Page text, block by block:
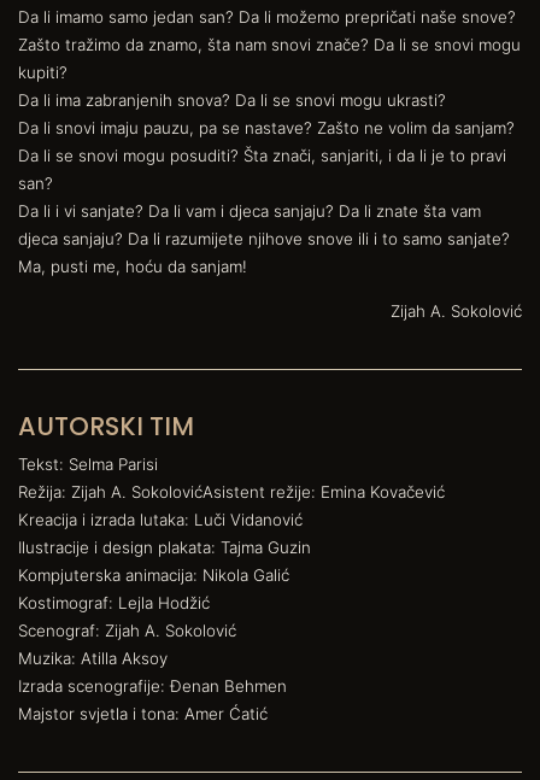
Da li imamo samo jedan san? Da li možemo prepričati naše snove?
Zašto tražimo da znamo, šta nam snovi znače? Da li se snovi mogu
kupiti?
Da li ima zabranjenih snova? Da li se snovi mogu ukrasti?
Da li snovi imaju pauzu, pa se nastave? Zašto ne volim da sanjam?
Da li se snovi mogu posuditi? Šta znači, sanjariti, i da li je to pravi
san?
Da li i vi sanjate? Da li vam i djeca sanjaju? Da li znate šta vam
djeca sanjaju? Da li razumijete njihove snove ili i to samo sanjate?
Ma, pusti me, hoću da sanjam!
Zijah A. Sokolović
AUTORSKI TIM
Tekst: Selma Parisi
Režija: Zijah A. SokolovićAsistent režije: Emina Kovačević
Kreacija i izrada lutaka: Luči Vidanović
Ilustracije i design plakata: Tajma Guzin
Kompjuterska animacija: Nikola Galić
Kostimograf: Lejla Hodžić
Scenograf: Zijah A. Sokolović
Muzika: Atilla Aksoy
Izrada scenografije: Đenan Behmen
Majstor svjetla i tona: Amer Ćatić